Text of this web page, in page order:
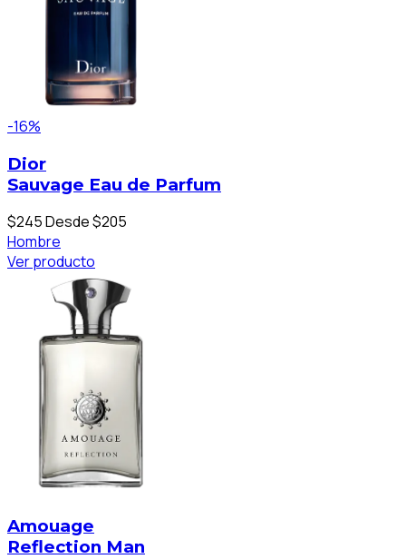
-16%
Dior
Sauvage Eau de Parfum
$245Desde $205
Hombre
Ver producto
Amouage
Reflection Man